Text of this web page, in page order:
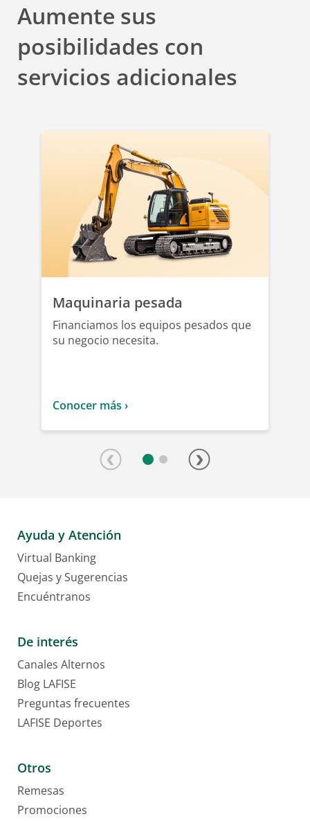
Aumente sus
posibilidades con
servicios adicionales
Maquinaria pesada
Financiamos los equipos pesados que
su negocio necesita.
Conocer más ›
Ayuda y Atención
Virtual Banking
Quejas y Sugerencias
Encuéntranos
De interés
Canales Alternos
Blog LAFISE
Preguntas frecuentes
LAFISE Deportes
Otros
Remesas
Promociones